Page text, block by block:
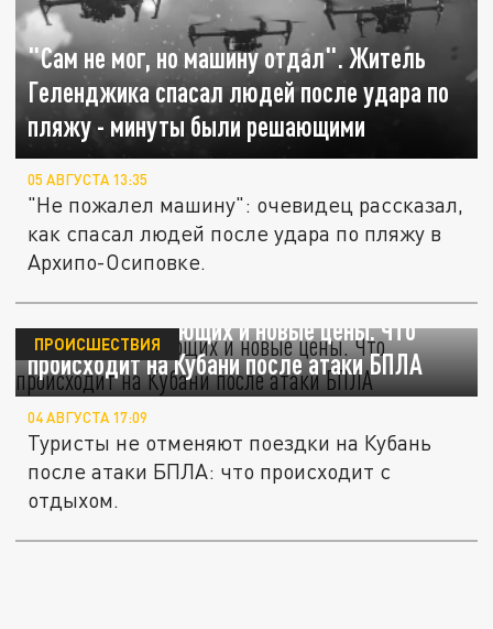
"Сам не мог, но машину отдал". Житель
Геленджика спасал людей после удара по
пляжу - минуты были решающими
05 АВГУСТА 13:35
"Не пожалел машину": очевидец рассказал,
как спасал людей после удара по пляжу в
Архипо-Осиповке.
4,5 млн отдыхающих и новые цены. Что
происходит на Кубани после атаки БПЛА
ПРОИСШЕСТВИЯ
04 АВГУСТА 17:09
Туристы не отменяют поездки на Кубань
после атаки БПЛА: что происходит с
отдыхом.